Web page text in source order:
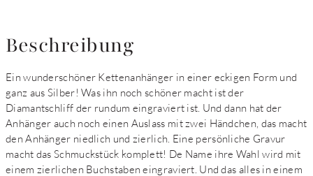
Beschreibung
Ein wunderschöner Kettenanhänger in einer eckigen Form und
ganz aus Silber! Was ihn noch schöner macht ist der
Diamantschliff der rundum eingraviert ist. Und dann hat der
Anhänger auch noch einen Auslass mit zwei Händchen, das macht
den Anhänger niedlich und zierlich. Eine persönliche Gravur
macht das Schmuckstück komplett! De Name ihre Wahl wird mit
einem zierlichen Buchstaben eingraviert. Und das alles in einem